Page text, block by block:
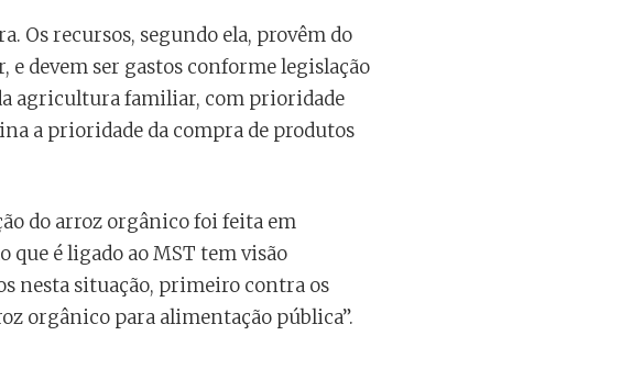
Os recursos, segundo ela, provêm do
e devem ser gastos conforme legislação
agricultura familiar, com prioridade
a prioridade da compra de produtos
do arroz orgânico foi feita em
é ligado ao MST tem visão
nesta situação, primeiro contra os
orgânico para alimentação pública”.